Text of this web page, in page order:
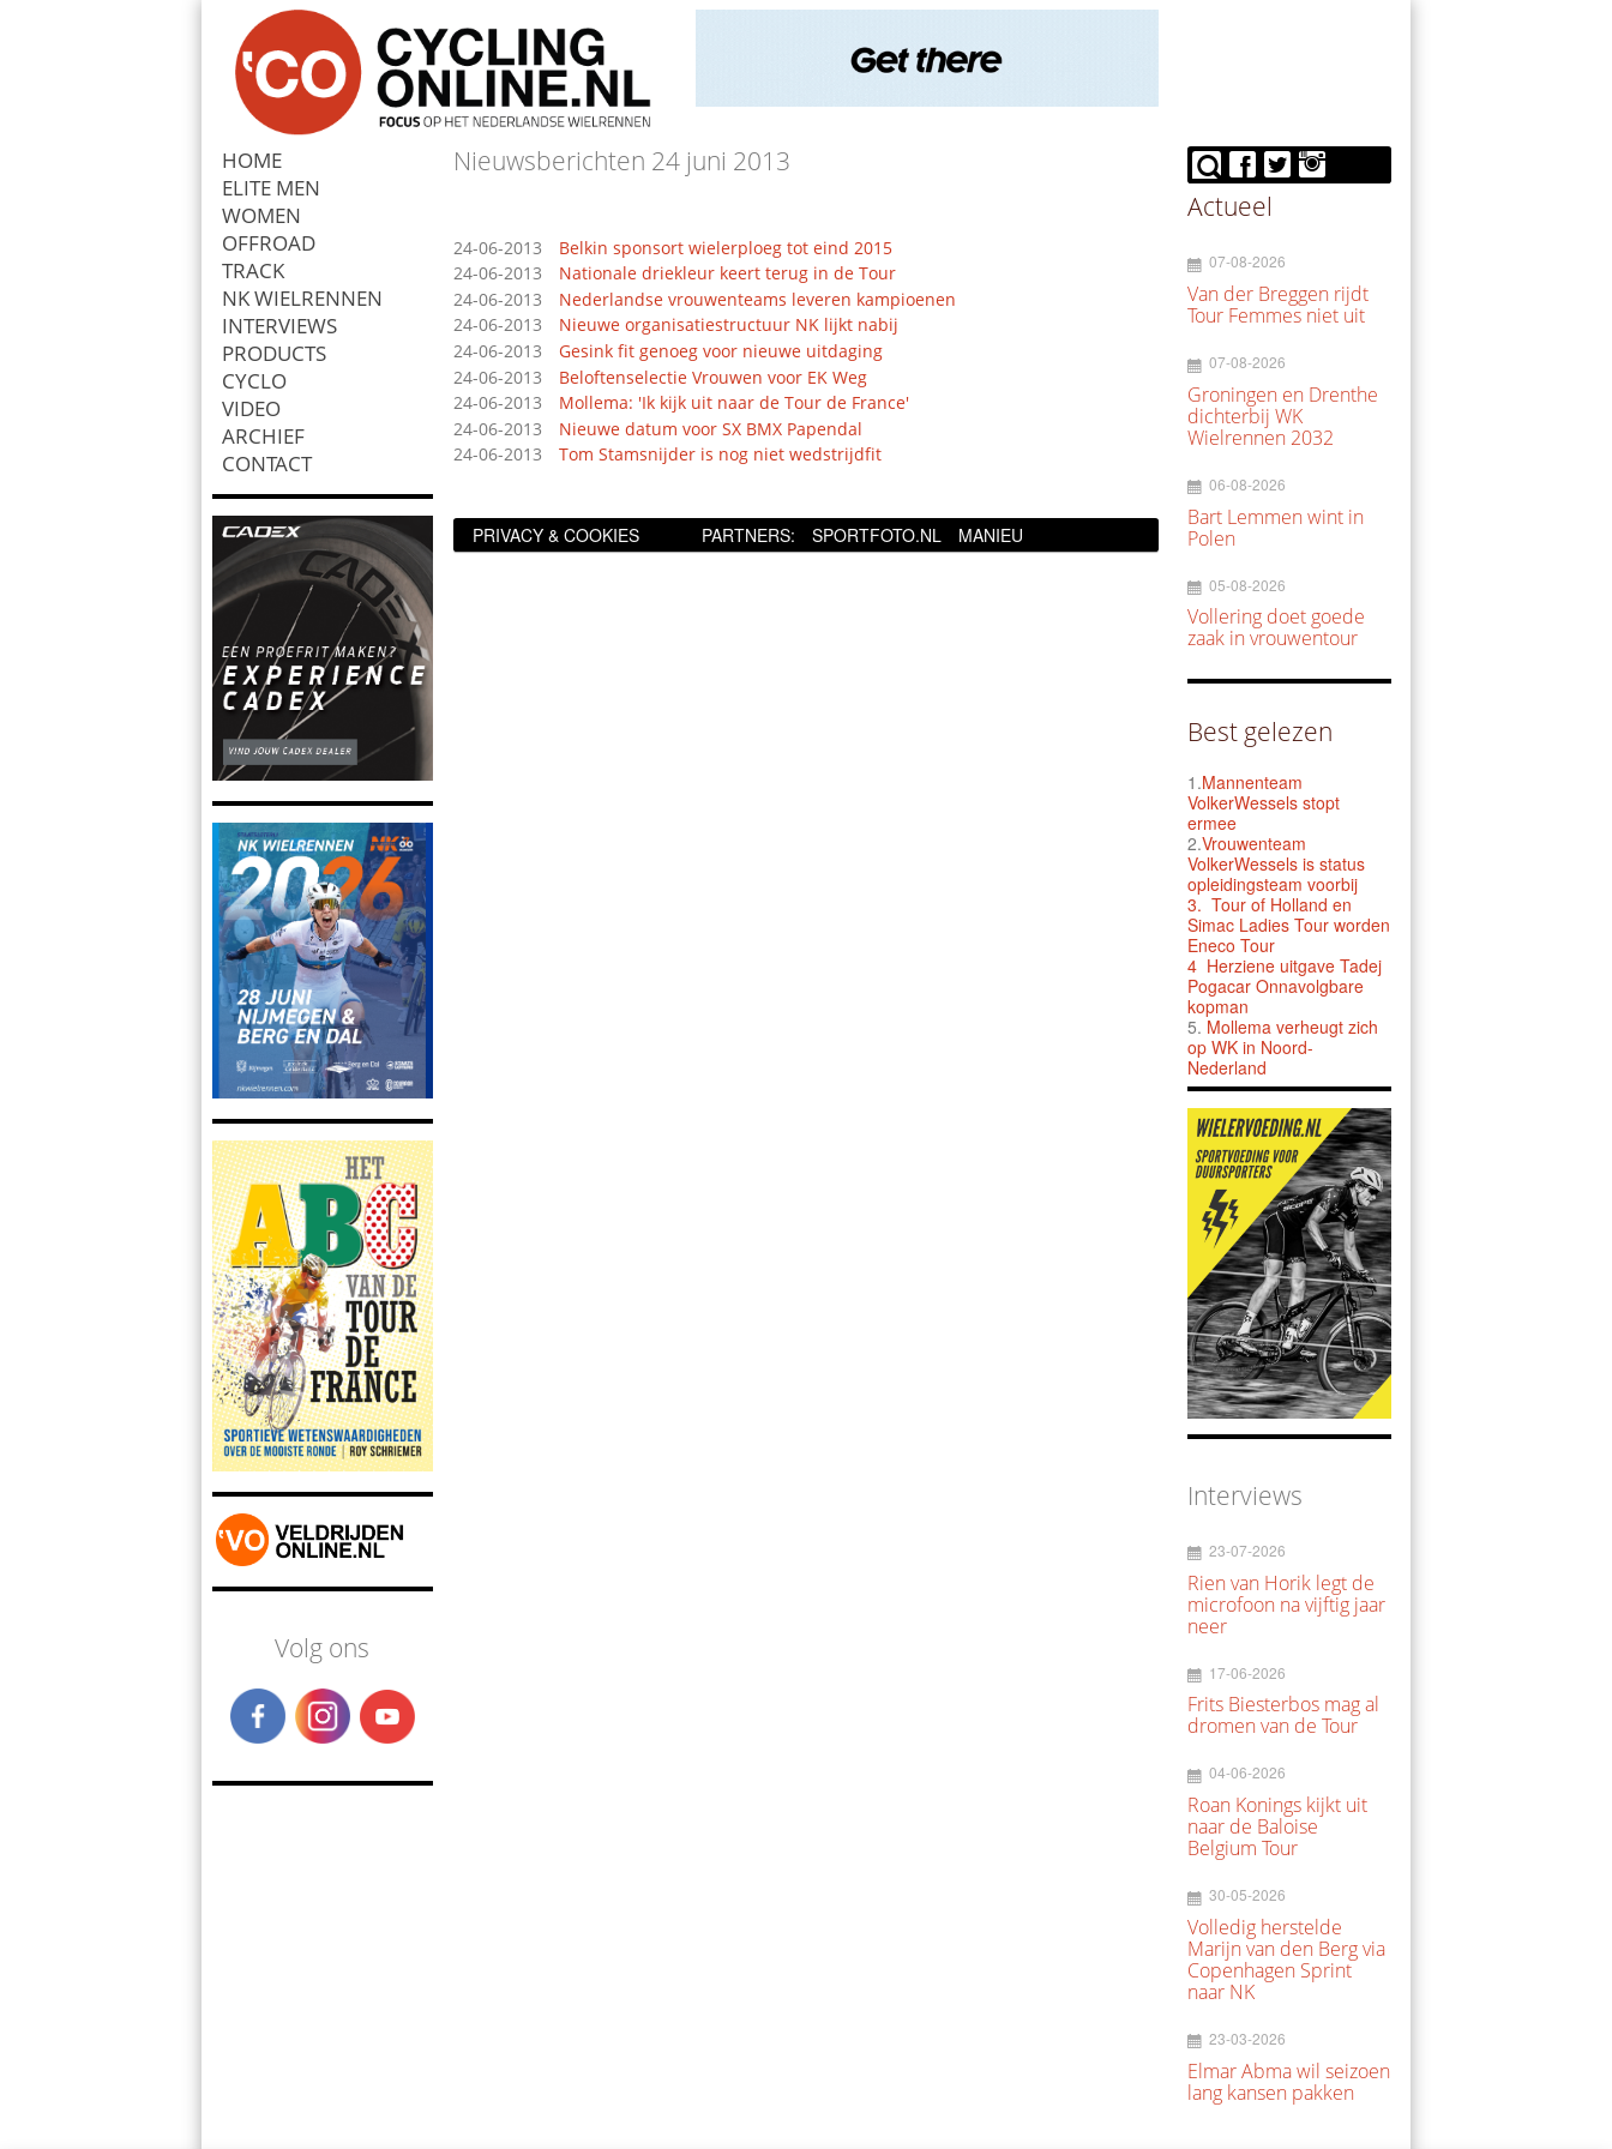
HOME
ELITE MEN
WOMEN
OFFROAD
TRACK
NK WIELRENNEN
INTERVIEWS
PRODUCTS
CYCLO
VIDEO
ARCHIEF
CONTACT
Zoek
Volg ons
Nieuwsberichten 24 juni 2013
24-06-2013
Belkin sponsort wielerploeg tot eind 2015
24-06-2013
Nationale driekleur keert terug in de Tour
24-06-2013
Nederlandse vrouwenteams leveren kampioenen
24-06-2013
Nieuwe organisatiestructuur NK lijkt nabij
24-06-2013
Gesink fit genoeg voor nieuwe uitdaging
24-06-2013
Beloftenselectie Vrouwen voor EK Weg
24-06-2013
Mollema: 'Ik kijk uit naar de Tour de France'
24-06-2013
Nieuwe datum voor SX BMX Papendal
24-06-2013
Tom Stamsnijder is nog niet wedstrijdfit
PRIVACY & COOKIES PARTNERS: SPORTFOTO.NL MANIEU
Actueel
07-08-2026
Van der Breggen rijdt
Tour Femmes niet uit
07-08-2026
Groningen en Drenthe
dichterbij WK
Wielrennen 2032
06-08-2026
Bart Lemmen wint in
Polen
05-08-2026
Vollering doet goede
zaak in vrouwentour
Best gelezen
1.Mannenteam
VolkerWessels stopt
ermee
2.Vrouwenteam
VolkerWessels is status
opleidingsteam voorbij
3. Tour of Holland en
Simac Ladies Tour worden
Eneco Tour
4 Herziene uitgave Tadej
Pogacar Onnavolgbare
kopman
5. Mollema verheugt zich
op WK in Noord-
Nederland
Interviews
23-07-2026
Rien van Horik legt de
microfoon na vijftig jaar
neer
17-06-2026
Frits Biesterbos mag al
dromen van de Tour
04-06-2026
Roan Konings kijkt uit
naar de Baloise
Belgium Tour
30-05-2026
Volledig herstelde
Marijn van den Berg via
Copenhagen Sprint
naar NK
23-03-2026
Elmar Abma wil seizoen
lang kansen pakken